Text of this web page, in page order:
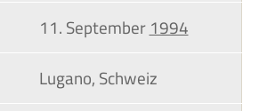
11. September1994
Lugano, Schweiz